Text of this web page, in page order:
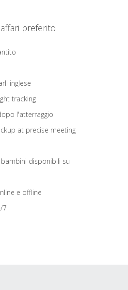
preferito
inglese
tracking
l'atterraggio
at precise meeting
bambini disponibili su
e offline
7